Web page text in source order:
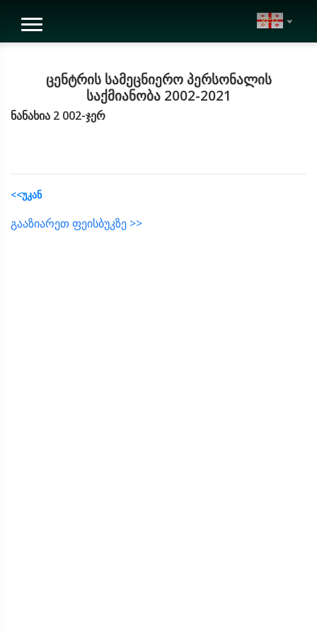
geo
ცენტრის სამეცნიერო პერსონალის
საქმიანობა 2002-2021
ნანახია 2 002-ჯერ
<<უკან
გააზიარეთ ფეისბუკზე >>